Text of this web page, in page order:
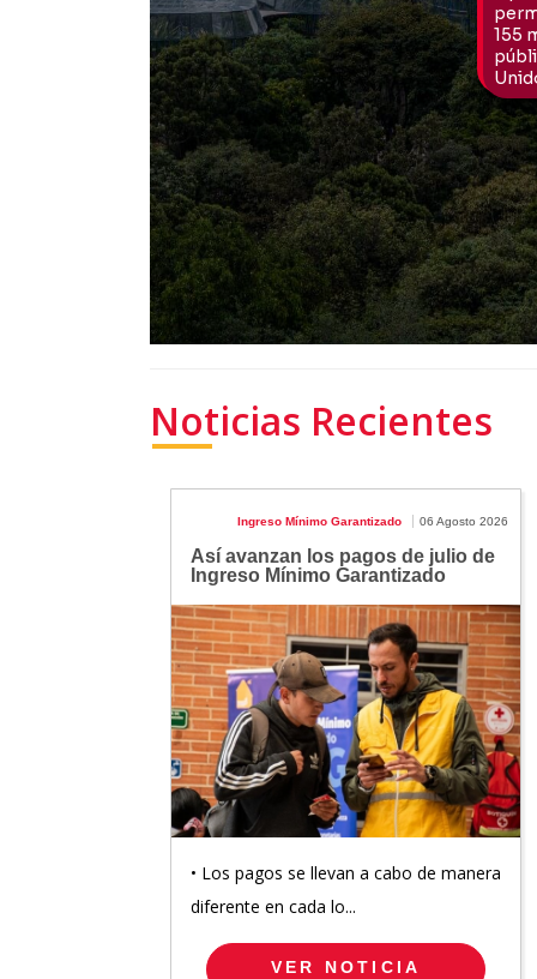
Noticias Recientes
Ingreso Mínimo Garantizado 06 Agosto 2026
Así avanzan los pagos de julio de
Ingreso Mínimo Garantizado
• Los pagos se llevan a cabo de manera
diferente en cada lo...
VER NOTICIA